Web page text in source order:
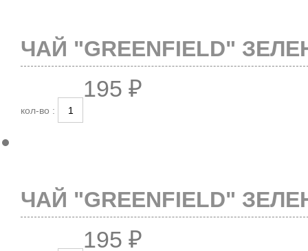
ЧАЙ "GREENFIELD"
195 ₽
кол-во :
ЧАЙ "GREENFIELD"
195 ₽